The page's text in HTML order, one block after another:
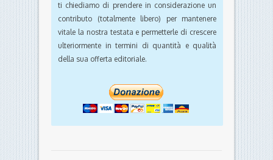
ti chiediamo di prendere in considerazione un
contributo (totalmente libero) per mantenere
vitale la nostra testata e permetterle di crescere
ulteriormente in termini di quantità e qualità
della sua offerta editoriale.